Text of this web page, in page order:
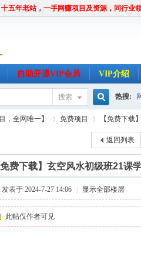
五年老站，一手网赚项目及资源，同行业
自助开通VIP会员 VIP介绍
搜索
搜
索
热搜:
，全网唯一】
›
免费项目
›
【免费下载
返回列表
免费下载】玄空风水初级班21课
发表于 2024-7-27 14:06 显示全部楼层
此帖仅作者可见